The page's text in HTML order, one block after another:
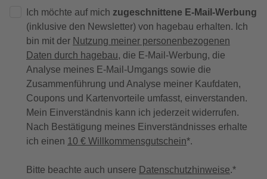
Ich möchte auf mich zugeschnittene E-Mail-Werbung
(inklusive den Newsletter) von hagebau erhalten. Ich
bin mit der Nutzung meiner personenbezogenen
Daten durch hagebau, die E-Mail-Werbung, die
Analyse meines E-Mail-Umgangs sowie die
Zusammenführung und Analyse meiner Kaufdaten,
Coupons und Kartenvorteile umfasst, einverstanden.
Mein Einverständnis kann ich jederzeit widerrufen.
Nach Bestätigung meines Einverständnisses erhalte
ich einen 10 € Willkommensgutschein*.
Bitte beachte auch unsere Datenschutzhinweise.